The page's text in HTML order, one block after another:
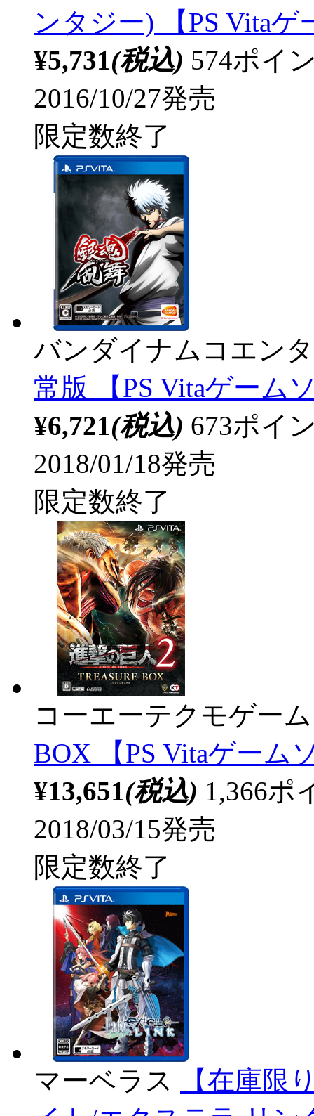
ンタジー) 【PS Vita
¥5,731(税込) 574ポイ
2016/10/27発売
限定数終了
バンダイナムコエン
常版 【PS Vitaゲーム
¥6,721(税込) 673ポイ
2018/01/18発売
限定数終了
コーエーテクモゲー
BOX 【PS Vitaゲーム
¥13,651(税込) 1,366ポ
2018/03/15発売
限定数終了
マーベラス
【在庫限